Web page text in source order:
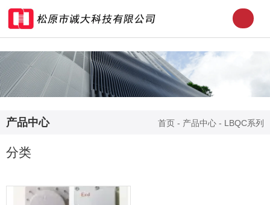
产品中心 首页 - 产品中心 - LBQC系列
分类